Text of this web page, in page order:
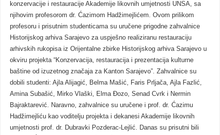
konzervacije i restauracije Akademije likovnih umjetnosti UNSA, sa
njihovim profesorom dr. Ćazimom Hadžimejlićem. Ovom prilikom
profesoru i prisutnim studenticama su uručene prigodne zahvalnice
Historijskog arhiva Sarajevo za uspješno realiziranu restauraciju
arhivskih rukopisa iz Orijentalne zbirke Historijskog arhiva Sarajevo u
okviru projekta “Konzervacija, restauracija i prezentacija kulturne
baštine od izuzetnog značaja za Kanton Sarajevo”. Zahvalnice su
dobili studenti: Ajla Alijagić, Belma Mašić, Faris Prljača, Ajla Fazlić,
Amina Subašić, Mirko Vlaški, Elma Đozo, Senad Cvrk i Nermin
Bajraktarević. Naravno, zahvalnice su uručene i prof. dr. Ćazimu
Hadžimejliću kao voditelju projekta i dekanesi Akademije likovnih
umjetnosti prof. dr. Dubravki Pozderac-Lejlić. Danas su prisutni bili